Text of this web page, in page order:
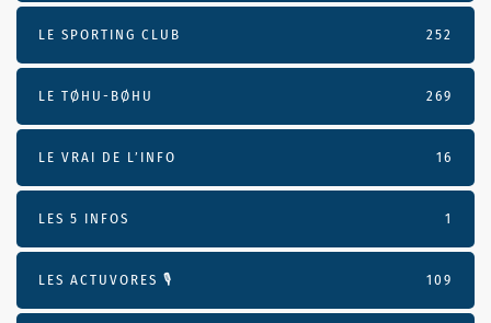
LE SPORTING CLUB 252
LE TØHU-BØHU 269
LE VRAI DE L’INFO 16
LES 5 INFOS 1
LES ACTUVORES 🎙 109